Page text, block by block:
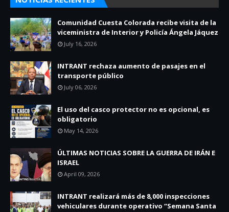
Comunidad Cuesta Colorada recibe visita de la
viceministra de Interior y Policía Ángela Jáquez
July 16, 2026
INTRANT rechaza aumento de pasajes en el
transporte público
July 06, 2026
El uso del casco protector no es opcional, es
obligatorio
May 14, 2026
ÚLTIMAS NOTICIAS SOBRE LA GUERRA DE IRÁN E
ISRAEL
April 09, 2026
INTRANT realizará más de 8,000 inspecciones
vehiculares durante operativo “Semana Santa